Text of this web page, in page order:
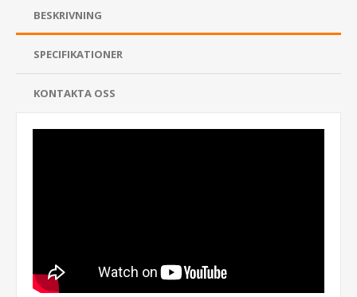
BESKRIVNING
SPECIFIKATIONER
KONTAKTA OSS